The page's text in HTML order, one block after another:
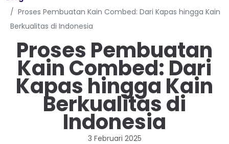
Proses Pembuatan Kain Combed: Dari Kapas hingga Kain
Berkualitas di Indonesia
Proses Pembuatan
Kain Combed: Dari
Kapas hingga Kain
Berkualitas di
Indonesia
3 Februari 2025